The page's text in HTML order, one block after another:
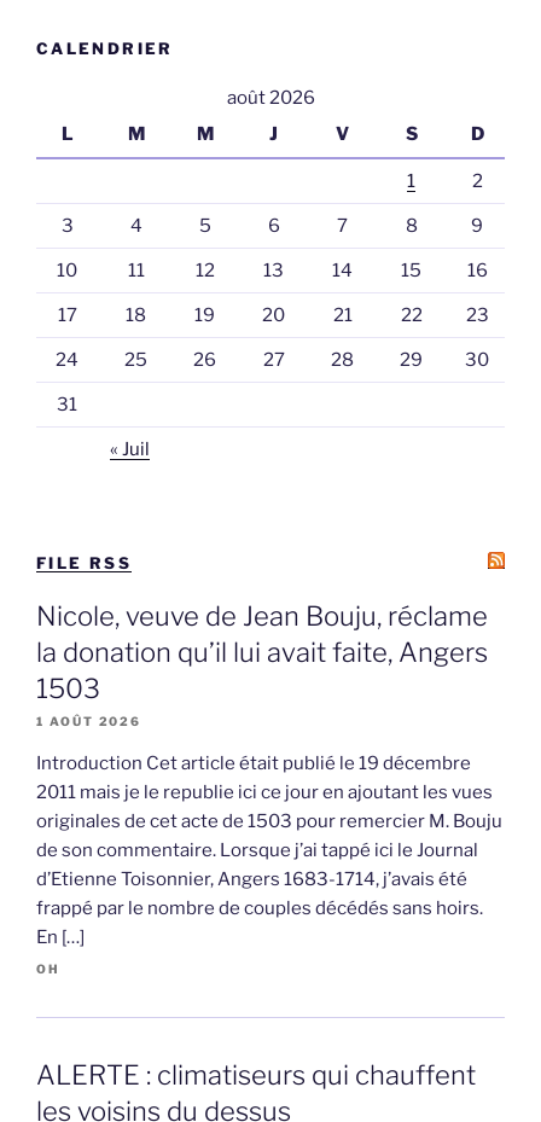
CALENDRIER
août 2026
L
M M J V S D
1 2
3 4 5 6 7 8 9
10 11 12 13 14 15 16
17 18 19 20 21 22 23
24 25 26 27 28 29 30
31
« Juil
FILE RSS
Nicole, veuve de Jean Bouju, réclame
la donation qu’il lui avait faite, Angers
1503
1 AOÛT 2026
Introduction Cet article était publié le 19 décembre
2011 mais je le republie ici ce jour en ajoutant les vues
originales de cet acte de 1503 pour remercier M. Bouju
de son commentaire. Lorsque j’ai tappé ici le Journal
d’Etienne Toisonnier, Angers 1683-1714, j’avais été
frappé par le nombre de couples décédés sans hoirs.
En […]
OH
ALERTE : climatiseurs qui chauffent
les voisins du dessus